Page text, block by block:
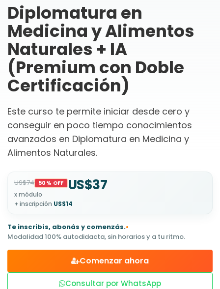
Diplomatura en
Medicina y Alimentos
Naturales + IA
(Premium con Doble
Certificación)
Este curso te permite iniciar desde cero y
conseguir en poco tiempo conocimientos
avanzados en Diplomatura en Medicina y
Alimentos Naturales.
US$74 50% OFF US$37
x módulo
+ inscripción US$14
Te inscribís, abonás y comenzás.•
Modalidad 100% autodidacta, sin horarios y a tu ritmo.
Comenzar ahora
Consultar por WhatsApp